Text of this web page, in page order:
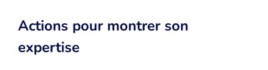
Actions pour montrer son
expertise